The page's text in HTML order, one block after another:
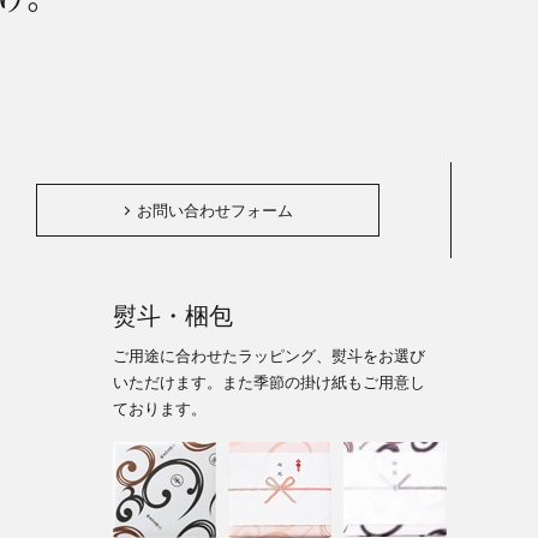
お問い合わせフォーム
熨斗・梱包
ご用途に合わせたラッピング、熨斗をお選び
いただけます。また季節の掛け紙もご用意し
ております。